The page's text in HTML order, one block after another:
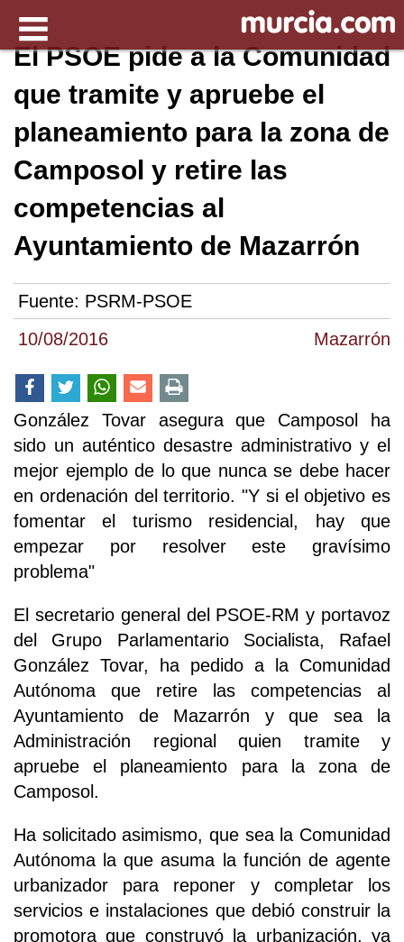
10/08/2016 Mazarrón
El PSOE pide a la Comunidad
que tramite y apruebe el
planeamiento para la zona de
Camposol y retire las
competencias al
Ayuntamiento de Mazarrón
Fuente: PSRM-PSOE
González Tovar asegura que Camposol ha
sido un auténtico desastre administrativo y el
mejor ejemplo de lo que nunca se debe hacer
en ordenación del territorio. "Y si el objetivo es
fomentar el turismo residencial, hay que
empezar por resolver este gravísimo
problema"
El secretario general del PSOE-RM y portavoz
del Grupo Parlamentario Socialista, Rafael
González Tovar, ha pedido a la Comunidad
Autónoma que retire las competencias al
Ayuntamiento de Mazarrón y que sea la
Administración regional quien tramite y
apruebe el planeamiento para la zona de
Camposol.
Ha solicitado asimismo, que sea la Comunidad
Autónoma la que asuma la función de agente
urbanizador para reponer y completar los
servicios e instalaciones que debió construir la
promotora que construyó la urbanización, ya